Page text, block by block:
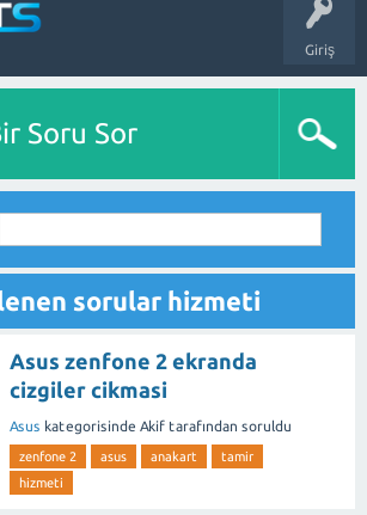
Giriş
Soru Sor
sorular hizmeti
Asus zenfone 2 ekranda
cizgiler cikmasi
Asus kategorisinde Akif tarafından soruldu
zenfone 2 asus anakart
tamir
hizmeti